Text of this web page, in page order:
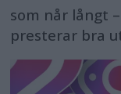
som når långt
presterar bra